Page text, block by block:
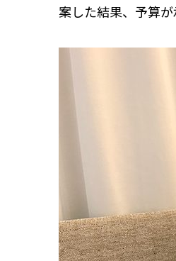
案した結果、予算